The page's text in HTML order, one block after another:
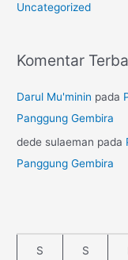
Uncategorized
Komentar
Darul Mu'minin pada
Panggung Gembira
dede sulaeman pada
Panggung Gembira
S S